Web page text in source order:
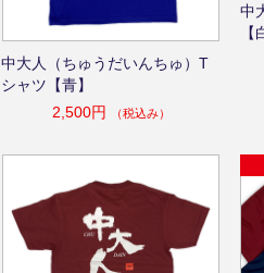
中大人（ちゅうだいんちゅ）T
シャツ【青】
2,500円
（税込み）
中
【